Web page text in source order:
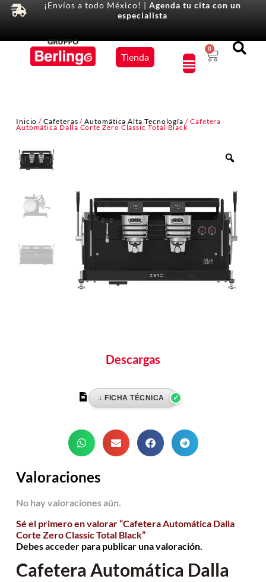
¡Envíos a todo México! | Agenda tu cita con un
especialista
Tienda
0
Inicio /Cafeteras /Automática Alta Tecnología / Cafetera
Automática Dalla Corte Zero Classic Total Black
Descargas
Valoraciones
No hay valoraciones aún.
Sé el primero en valorar “Cafetera Automática Dalla
Corte Zero Classic Total Black”
Debesaccederpara publicar una valoración.
Cafetera Automática Dalla